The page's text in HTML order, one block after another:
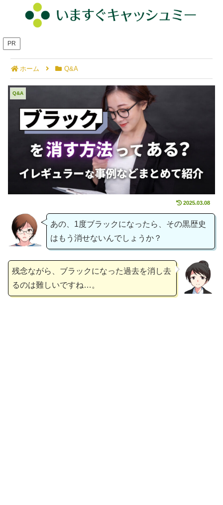
PR
ホーム Q&A
ブラックを消す方法はある？イレギュラーな事例も
まとめて紹介
Q&A
2025.03.08
あの、1度ブラックになったら、その黒歴史
はもう消せないんでしょうか？
残念ながら、ブラックになった過去を消し去
るのは難しいですね…。